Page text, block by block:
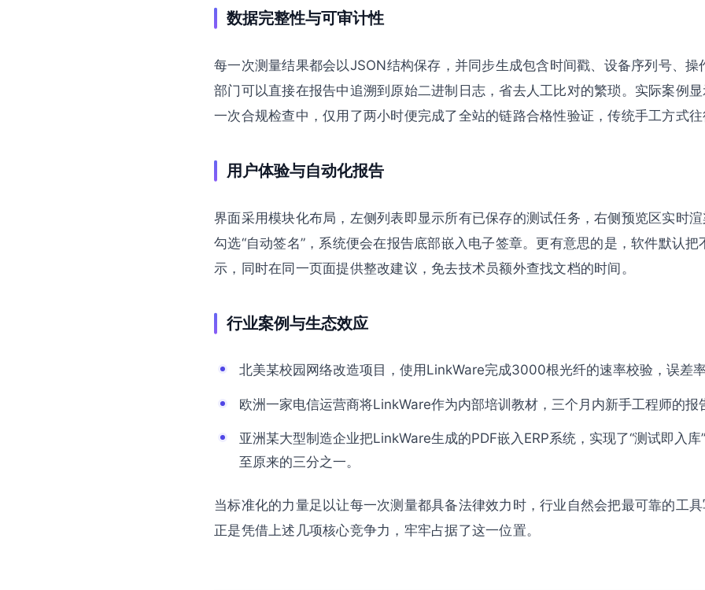
数据完整性与可审计性
每一次测量结果都会以JSON结构保存，并同步生成包含时间戳、设备序列号、操
部门可以直接在报告中追溯到原始二进制日志，省去人工比对的繁琐。实际案例
一次合规检查中，仅用了两小时便完成了全站的链路合格性验证，传统手工方式往
用户体验与自动化报告
界面采用模块化布局，左侧列表即显示所有已保存的测试任务，右侧预览区实时
勾选“自动签名”，系统便会在报告底部嵌入电子签章。更有意思的是，软件默认
示，同时在同一页面提供整改建议，免去技术员额外查找文档的时间。
行业案例与生态效应
北美某校园网络改造项目，使用LinkWare完成3000根光纤的速率校验，误差
欧洲一家电信运营商将LinkWare作为内部培训教材，三个月内新手工程师的报
亚洲某大型制造企业把LinkWare生成的PDF嵌入ERP系统，实现了“测试即入
至原来的三分之一。
当标准化的力量足以让每一次测量都具备法律效力时，行业自然会把最可靠的工
正是凭借上述几项核心竞争力，牢牢占据了这一位置。